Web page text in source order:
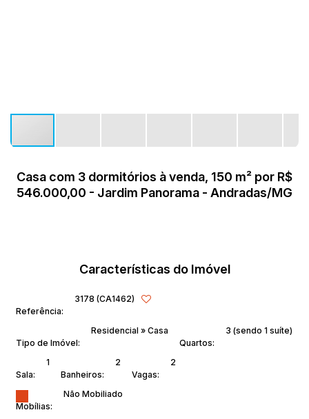
Casa com 3 dormitórios à venda, 150 m² por R$
546.000,00 - Jardim Panorama - Andradas/MG
Características do Imóvel
Referência:
3178 (CA1462)
Tipo de Imóvel:
Residencial » Casa
Quartos:
3 (sendo 1 suíte)
Sala:
1
Banheiros:
2
Vagas:
2
Mobílias:
Não Mobiliado